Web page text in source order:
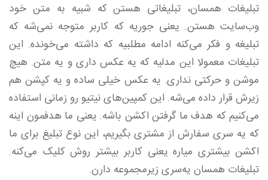
تبلیغات همسان، تبلیغاتی هستن که شبیه به متن خود
وب‌سایت هستن. یعنی جوریه که کاربر متوجه نمی‌شه که
تبلیغه و فکر می‌کنه ادامه مطلبیه که داشته می‌خونده. این
تبلیغات معمولا این‌ مدلیه که یه عکس داری و یه متن. هیچ
موشن و حرکتی نداری. یه عکس خیلی ساده و یه کپشن هم
زیرش قرار داده می‌شه. این کمپین‌های نیتیو رو زمانی استفاده
می‌کنیم که هدف ما گرفتن اکشن باشه. یعنی ما هدفمون اینه
که یه سری سفارش از مشتری بگیریم، این نوع تبلیغ برای ما
اکشن بیشتری میاره یعنی کاربر بیشتر روش کلیک می‌کنه.
تبلیغات همسان یه‌سری زیرمجموعه دارن.